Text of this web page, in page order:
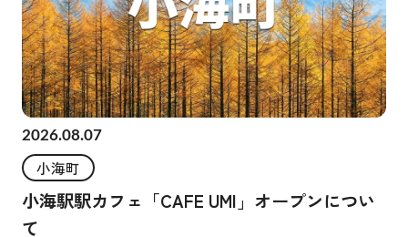
2026.08.07
小海町
小海駅駅カフェ「CAFE UMI」オープンについ
て